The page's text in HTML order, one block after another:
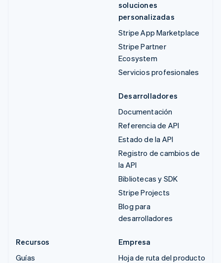
soluciones
personalizadas
Stripe App Marketplace
Stripe Partner
Ecosystem
Servicios profesionales
Desarrolladores
Documentación
Referencia de API
Estado de la API
Registro de cambios de
la API
Bibliotecas y SDK
Stripe Projects
Blog para
desarrolladores
Recursos
Guías
Empresa
Hoja de ruta del producto